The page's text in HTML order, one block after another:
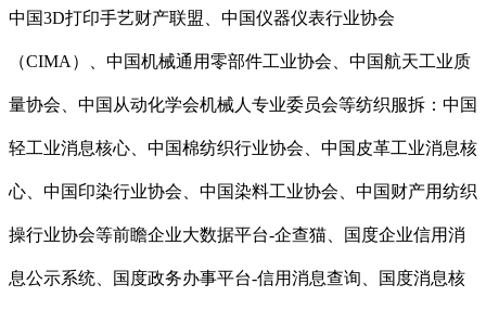
中国3D打印手艺财产联盟、中国仪器仪表行业协会
（CIMA）、中国机械通用零部件工业协会、中国航天工业质
量协会、中国从动化学会机械人专业委员会等纺织服拆：中国
轻工业消息核心、中国棉纺织行业协会、中国皮革工业消息核
心、中国印染行业协会、中国染料工业协会、中国财产用纺织
操行业协会等前瞻企业大数据平台-企查猫、国度企业信用消
息公示系统、国度政务办事平台-信用消息查询、国度消息核